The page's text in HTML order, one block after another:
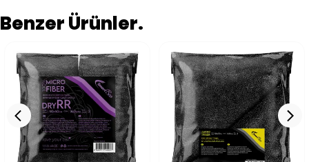
Benzer Ürünler.